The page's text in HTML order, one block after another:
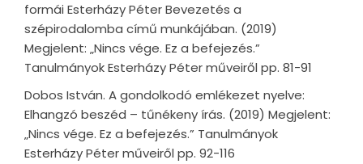
formái Esterházy Péter Bevezetés a
szépirodalomba című munkájában. (2019)
Megjelent: „Nincs vége. Ez a befejezés.”
Tanulmányok Esterházy Péter műveiről pp. 81-91
Dobos István. A gondolkodó emlékezet nyelve:
Elhangzó beszéd – tűnékeny írás. (2019) Megjelent:
„Nincs vége. Ez a befejezés.” Tanulmányok
Esterházy Péter műveiről pp. 92-116